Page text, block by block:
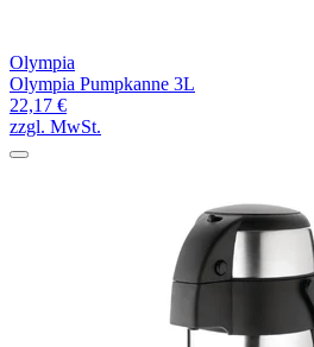
Olympia
Olympia Pumpkanne 3L
22,17 €
zzgl. MwSt.